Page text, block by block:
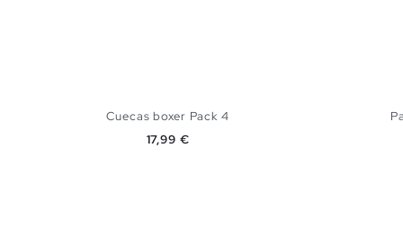
Cuecas boxer Pack 4
Preço
17,99 €